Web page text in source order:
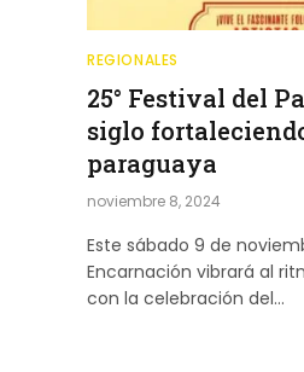
REGIONALES
25° Festival del
siglo
paraguaya
noviembre 8, 2024
Este sábado 9 de
Encarnación vibrará al
con la celebración del…